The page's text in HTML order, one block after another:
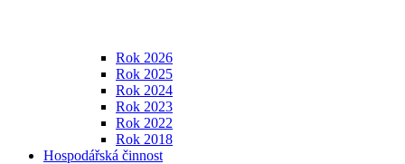
Rok 2026
Rok 2025
Rok 2024
Rok 2023
Rok 2022
Rok 2018
Hospodářská činnost